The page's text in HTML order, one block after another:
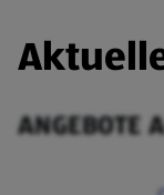
ANGEBOTE